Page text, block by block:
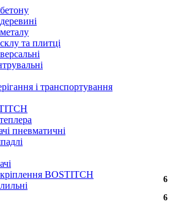
та плитці
і транспортування
пневматичні
BOSTITCH
6
6
6
6